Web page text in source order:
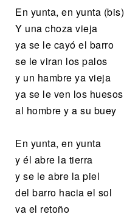
En yunta, en yunta (bis)
Y una choza vieja
ya se le cayó el barro
se le viran los palos
y un hambre ya vieja
ya se le ven los huesos
al hombre y a su buey
En yunta, en yunta
y él abre la tierra
y se le abre la piel
del barro hacia el sol
va el retoño